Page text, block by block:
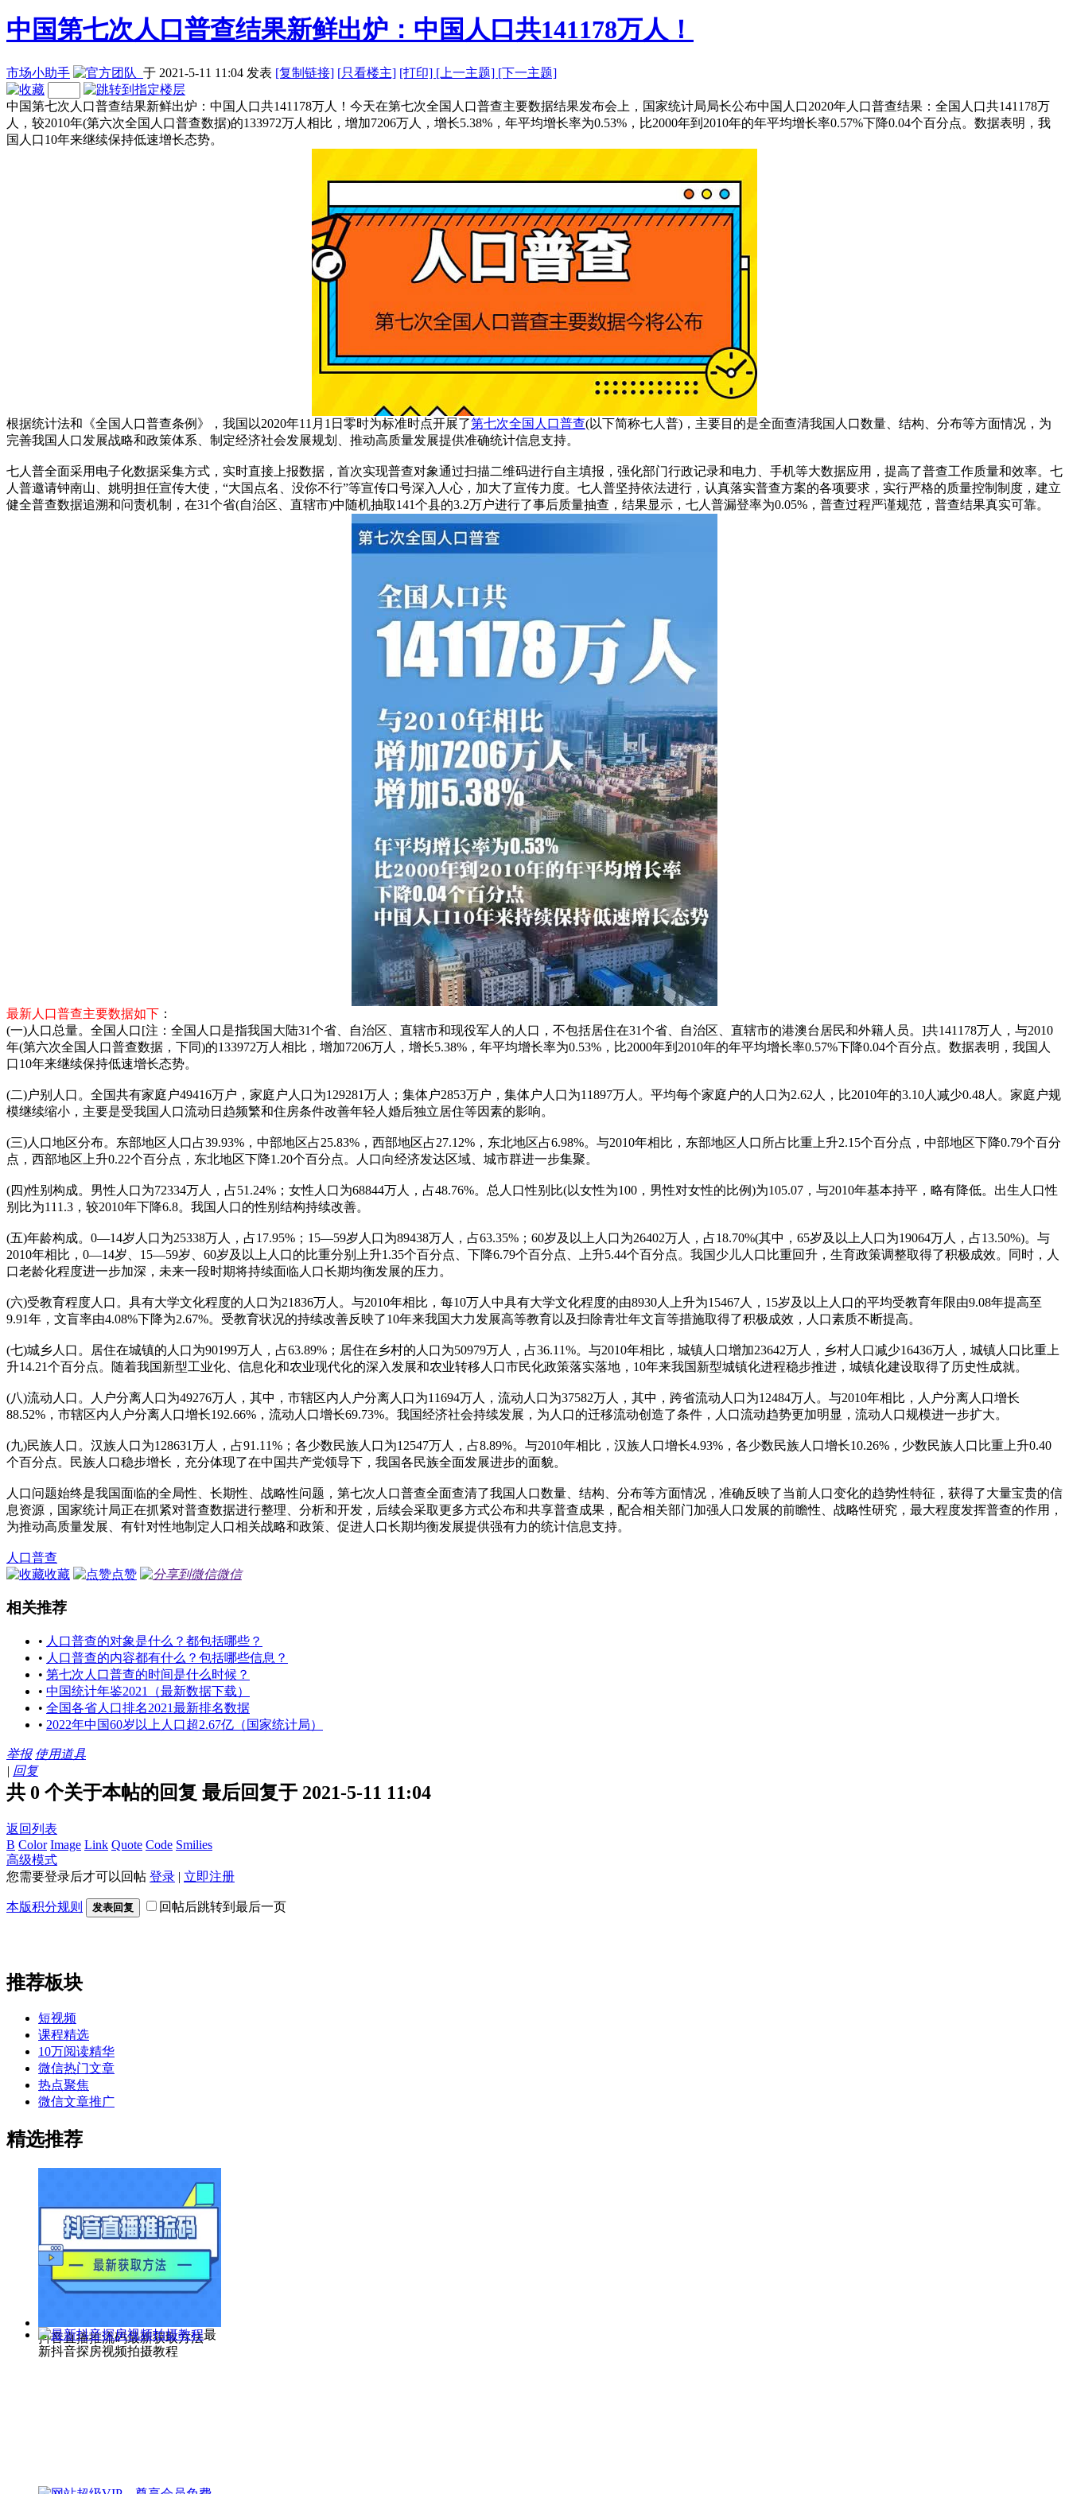
中国第七次人口普查结果新鲜出炉：中国人口共141178万人！
市场小助手 于 2021-5-11 11:04 发表 [复制链接] [只看楼主] [打印] [上一主题] [下一主题]
中国第七次人口普查结果新鲜出炉：中国人口共141178万人！今天在第七次全国人口普查主要数据结果发布会上，国家统计局局长公布中国人口2020年人口普查结果：全国人口共141178万
人，较2010年(第六次全国人口普查数据)的133972万人相比，增加7206万人，增长5.38%，年平均增长率为0.53%，比2000年到2010年的年平均增长率0.57%下降0.04个百分点。数据表明，我
国人口10年来继续保持低速增长态势。
根据统计法和《全国人口普查条例》，我国以2020年11月1日零时为标准时点开展了第七次全国人口普查(以下简称七人普)，主要目的是全面查清我国人口数量、结构、分布等方面情况，为
完善我国人口发展战略和政策体系、制定经济社会发展规划、推动高质量发展提供准确统计信息支持。
七人普全面采用电子化数据采集方式，实时直接上报数据，首次实现普查对象通过扫描二维码进行自主填报，强化部门行政记录和电力、手机等大数据应用，提高了普查工作质量和效率。七
人普邀请钟南山、姚明担任宣传大使，“大国点名、没你不行”等宣传口号深入人心，加大了宣传力度。七人普坚持依法进行，认真落实普查方案的各项要求，实行严格的质量控制制度，建立
健全普查数据追溯和问责机制，在31个省(自治区、直辖市)中随机抽取141个县的3.2万户进行了事后质量抽查，结果显示，七人普漏登率为0.05%，普查过程严谨规范，普查结果真实可靠。
最新人口普查主要数据如下 ：
(一)人口总量。全国人口[注：全国人口是指我国大陆31个省、自治区、直辖市和现役军人的人口，不包括居住在31个省、自治区、直辖市的港澳台居民和外籍人员。]共141178万人，与2010
年(第六次全国人口普查数据，下同)的133972万人相比，增加7206万人，增长5.38%，年平均增长率为0.53%，比2000年到2010年的年平均增长率0.57%下降0.04个百分点。数据表明，我国人
口10年来继续保持低速增长态势。
(二)户别人口。全国共有家庭户49416万户，家庭户人口为129281万人；集体户2853万户，集体户人口为11897万人。平均每个家庭户的人口为2.62人，比2010年的3.10人减少0.48人。家庭户规
模继续缩小，主要是受我国人口流动日趋频繁和住房条件改善年轻人婚后独立居住等因素的影响。
(三)人口地区分布。东部地区人口占39.93%，中部地区占25.83%，西部地区占27.12%，东北地区占6.98%。与2010年相比，东部地区人口所占比重上升2.15个百分点，中部地区下降0.79个百分
点，西部地区上升0.22个百分点，东北地区下降1.20个百分点。人口向经济发达区域、城市群进一步集聚。
(四)性别构成。男性人口为72334万人，占51.24%；女性人口为68844万人，占48.76%。总人口性别比(以女性为100，男性对女性的比例)为105.07，与2010年基本持平，略有降低。出生人口性
别比为111.3，较2010年下降6.8。我国人口的性别结构持续改善。
(五)年龄构成。0—14岁人口为25338万人，占17.95%；15—59岁人口为89438万人，占63.35%；60岁及以上人口为26402万人，占18.70%(其中，65岁及以上人口为19064万人，占13.50%)。与
2010年相比，0—14岁、15—59岁、60岁及以上人口的比重分别上升1.35个百分点、下降6.79个百分点、上升5.44个百分点。我国少儿人口比重回升，生育政策调整取得了积极成效。同时，人
口老龄化程度进一步加深，未来一段时期将持续面临人口长期均衡发展的压力。
(六)受教育程度人口。具有大学文化程度的人口为21836万人。与2010年相比，每10万人中具有大学文化程度的由8930人上升为15467人，15岁及以上人口的平均受教育年限由9.08年提高至
9.91年，文盲率由4.08%下降为2.67%。受教育状况的持续改善反映了10年来我国大力发展高等教育以及扫除青壮年文盲等措施取得了积极成效，人口素质不断提高。
(七)城乡人口。居住在城镇的人口为90199万人，占63.89%；居住在乡村的人口为50979万人，占36.11%。与2010年相比，城镇人口增加23642万人，乡村人口减少16436万人，城镇人口比重上
升14.21个百分点。随着我国新型工业化、信息化和农业现代化的深入发展和农业转移人口市民化政策落实落地，10年来我国新型城镇化进程稳步推进，城镇化建设取得了历史性成就。
(八)流动人口。人户分离人口为49276万人，其中，市辖区内人户分离人口为11694万人，流动人口为37582万人，其中，跨省流动人口为12484万人。与2010年相比，人户分离人口增长
88.52%，市辖区内人户分离人口增长192.66%，流动人口增长69.73%。我国经济社会持续发展，为人口的迁移流动创造了条件，人口流动趋势更加明显，流动人口规模进一步扩大。
(九)民族人口。汉族人口为128631万人，占91.11%；各少数民族人口为12547万人，占8.89%。与2010年相比，汉族人口增长4.93%，各少数民族人口增长10.26%，少数民族人口比重上升0.40
个百分点。民族人口稳步增长，充分体现了在中国共产党领导下，我国各民族全面发展进步的面貌。
人口问题始终是我国面临的全局性、长期性、战略性问题，第七次人口普查全面查清了我国人口数量、结构、分布等方面情况，准确反映了当前人口变化的趋势性特征，获得了大量宝贵的信
息资源，国家统计局正在抓紧对普查数据进行整理、分析和开发，后续会采取更多方式公布和共享普查成果，配合相关部门加强人口发展的前瞻性、战略性研究，最大程度发挥普查的作用，
为推动高质量发展、有针对性地制定人口相关战略和政策、促进人口长期均衡发展提供强有力的统计信息支持。
人口普查
收藏
点赞 微信
相关推荐
• 人口普查的对象是什么？都包括哪些？
• 人口普查的内容都有什么？包括哪些信息？
• 第七次人口普查的时间是什么时候？
• 中国统计年鉴2021（最新数据下载）
• 全国各省人口排名2021最新排名数据
• 2022年中国60岁以上人口超2.67亿（国家统计局）
举报 使用道具
| 回复
共 0 个关于本帖的回复 最后回复于 2021-5-11 11:04
返回列表
B Color Image Link Quote Code Smilies
高级模式
您需要登录后才可以回帖 登录 | 立即注册
本版积分规则 发表回复 回帖后跳转到最后一页
推荐板块
短视频
课程精选
10万阅读精华
微信热门文章
热点聚焦
微信文章推广
精选推荐
抖音直播推流码最新获取方法最
新抖音探房视频拍摄教程